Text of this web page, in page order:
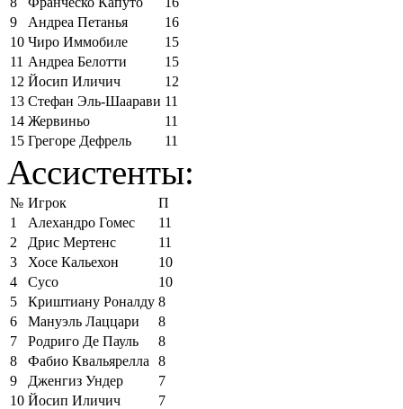
9
Андреа Петанья
16
10 Чиро Иммобиле
15
11 Андреа Белотти
15
12 Йосип Иличич
12
13 Стефан Эль-Шаарави 11
14 Жервиньо
11
15 Грегоре Дефрель 11
Ассистенты:
№ Игрок
П
1
Алехандро Гомес
11
2
Дрис Мертенс
11
3
Хосе Кальехон
10
4
Сусо
10
5
Криштиану Роналду 8
6
Мануэль Лаццари
8
7
Родриго Де Пауль
8
8
Фабио Квальярелла
8
9
Дженгиз Ундер
7
10 Йосип Иличич
7